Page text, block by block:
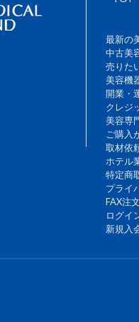
最新の
中古美
売りた
美容機
開業・
クレジ
美容専
ご購入
取材依
ホテル
特定商
プライ
FAX注
ログイ
新規入